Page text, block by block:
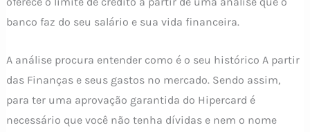
banco faz do seu salário e sua vida financeira.
A análise procura entender como é o seu histórico A partir
das Finanças e seus gastos no mercado. Sendo assim,
para ter uma aprovação garantida do Hipercard é
necessário que você não tenha dívidas e nem o nome